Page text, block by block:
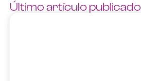
Último artículo publicado